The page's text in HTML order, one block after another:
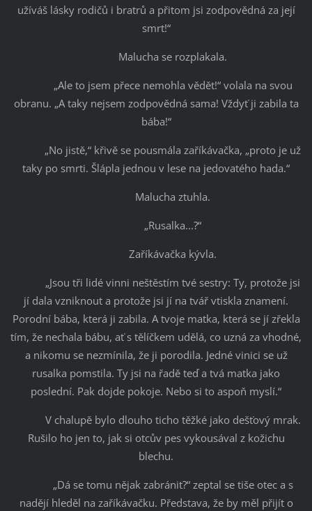
užíváš lásky rodičů i bratrů a přitom jsi zodpovědná za její
smrt!“
Malucha se rozplakala.
„Ale to jsem přece nemohla vědět!“ volala na svou
obranu. „A taky nejsem zodpovědná sama! Vždyť ji zabila ta
bába!“
„No jistě,“ křivě se pousmála zaříkávačka, „proto je už
taky po smrti. Šlápla jednou v lese na jedovatého hada.“
Malucha ztuhla.
„Rusalka...?“
Zaříkávačka kývla.
„Jsou tři lidé vinni neštěstím tvé sestry: Ty, protože jsi
jí dala vzniknout a protože jsi jí na tvář vtiskla znamení.
Porodní bába, která ji zabila. A tvoje matka, která se jí zřekla
tím, že nechala bábu, ať s tělíčkem udělá, co uzná za vhodné,
a nikomu se nezmínila, že ji porodila. Jedné vinici se už
rusalka pomstila. Ty jsi na řadě teď a tvá matka jako
poslední. Pak dojde pokoje. Nebo si to aspoň myslí.“
V chalupě bylo dlouho ticho těžké jako dešťový mrak.
Rušilo ho jen to, jak si otcův pes vykousával z kožichu
blechu.
„Dá se tomu nějak zabránit?“ zeptal se tiše otec a s
nadějí hleděl na zaříkávačku. Představa, že by měl přijít o